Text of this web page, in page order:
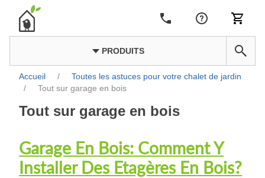
PRODUITS
Accueil /
Toutes les astuces pour votre chalet de jardin
/
Tout sur garage en bois
Tout sur garage en bois
Garage En Bois: Comment Y
Installer Des Etagères En Bois?